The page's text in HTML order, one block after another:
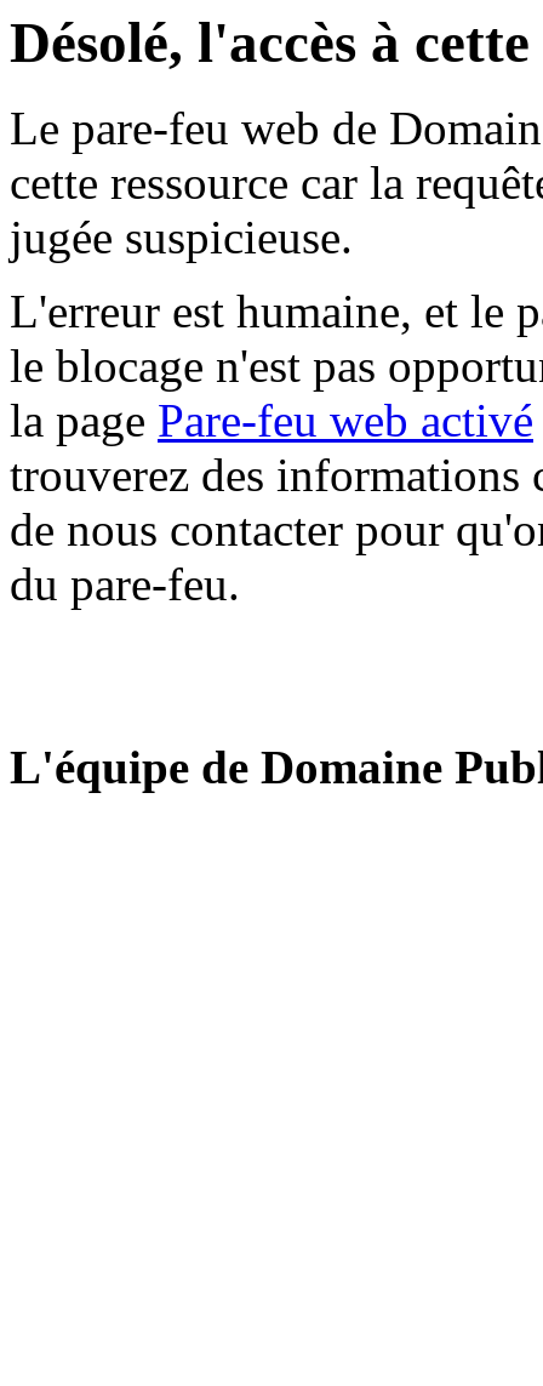
Désolé, l'accès à
Le pare-feu web de
cette ressource car la
jugée suspicieuse.
L'erreur est humaine, et le
le blocage n'est pas
la page Pare-feu web activé
trouverez des informations
de nous contacter pour
du pare-feu.
L'équipe de Domaine